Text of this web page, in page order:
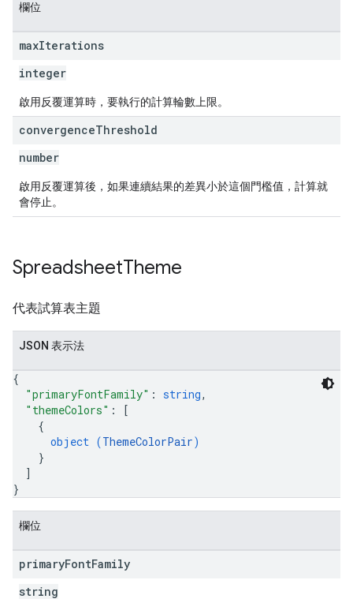
欄位
maxIterations
integer
啟用反覆運算時，要執行的計算輪數上限。
convergenceThreshold
number
啟用反覆運算後，如果連續結果的差異小於這個門檻值，計算就
會停止。
SpreadsheetTheme
代表試算表主題
JSON 表示法
{
"primaryFontFamily" : string,
"themeColors" :
[
{
object (ThemeColorPair)
}
]
}
欄位
primaryFontFamily
string